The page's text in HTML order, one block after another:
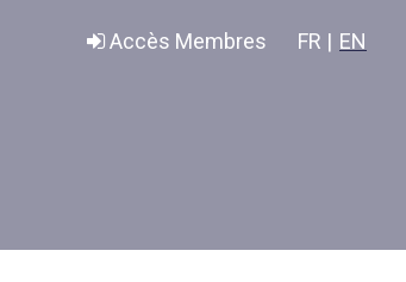
Accès Membres FR | EN